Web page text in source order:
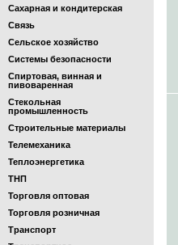
Сахарная и кондитерская
Связь
Сельское хозяйство
Системы безопасности
Спиртовая, винная и
пивоваренная
Стекольная
промышленность
Строительные материалы
Телемеханика
Теплоэнергетика
ТНП
Торговля оптовая
Торговля розничная
Транспорт